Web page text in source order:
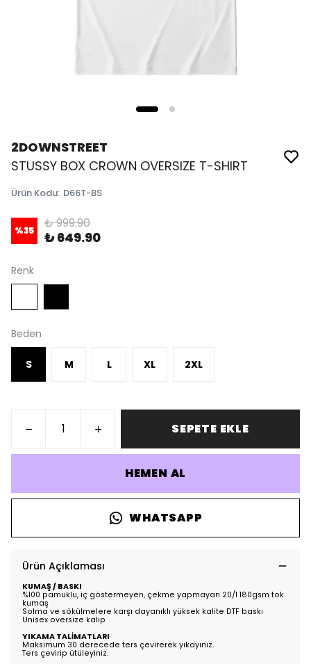
2DOWNSTREET
STUSSY BOX CROWN OVERSIZE T-SHIRT
Ürün Kodu: D66T-BS
%35 ₺ 999.90
₺ 649.90
Renk
Beden
S M L XL 2XL
SEPETE EKLE
HEMEN AL
WHATSAPP
Ürün Açıklaması
KUMAŞ / BASKI
%100 pamuklu, iç göstermeyen, çekme yapmayan 20/1 180gsm tok
kumaş
Solma ve sökülmelere karşı dayanıklı yüksek kalite DTF baskı
Unisex oversize kalıp
YIKAMA TALİMATLARI
Maksimum 30 derecede ters çevirerek yıkayınız.
Ters çevirip ütüleyiniz.